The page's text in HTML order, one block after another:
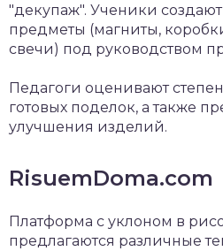
"декупаж". Ученики
предметы (магниты,
свечи) под руководством
Педагоги оценивают
готовых поделок, а также
улучшения изделий.
RisuemDoma.com
Платформа с уклоном в
предлагаются различные